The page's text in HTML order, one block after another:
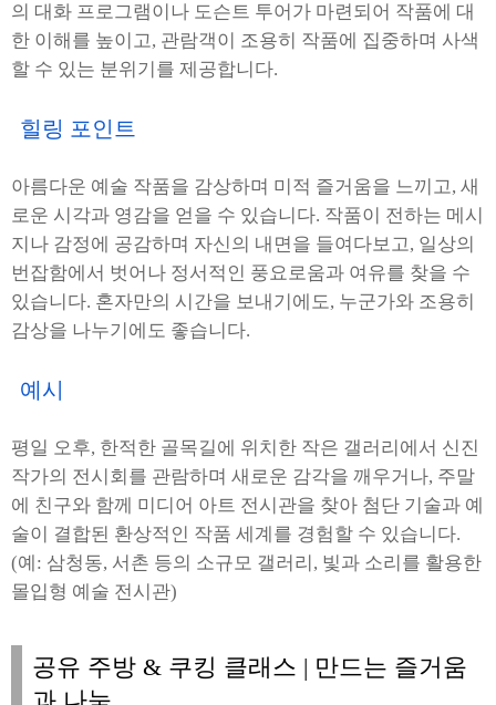
의 대화 프로그램이나 도슨트 투어가 마련되어 작품에 대
한 이해를 높이고, 관람객이 조용히 작품에 집중하며 사색
할 수 있는 분위기를 제공합니다.
힐링 포인트
아름다운 예술 작품을 감상하며 미적 즐거움을 느끼고, 새
로운 시각과 영감을 얻을 수 있습니다. 작품이 전하는 메시
지나 감정에 공감하며 자신의 내면을 들여다보고, 일상의
번잡함에서 벗어나 정서적인 풍요로움과 여유를 찾을 수
있습니다. 혼자만의 시간을 보내기에도, 누군가와 조용히
감상을 나누기에도 좋습니다.
예시
평일 오후, 한적한 골목길에 위치한 작은 갤러리에서 신진
작가의 전시회를 관람하며 새로운 감각을 깨우거나, 주말
에 친구와 함께 미디어 아트 전시관을 찾아 첨단 기술과 예
술이 결합된 환상적인 작품 세계를 경험할 수 있습니다.
(예: 삼청동, 서촌 등의 소규모 갤러리, 빛과 소리를 활용한
몰입형 예술 전시관)
공유 주방 & 쿠킹 클래스 | 만드는 즐거움